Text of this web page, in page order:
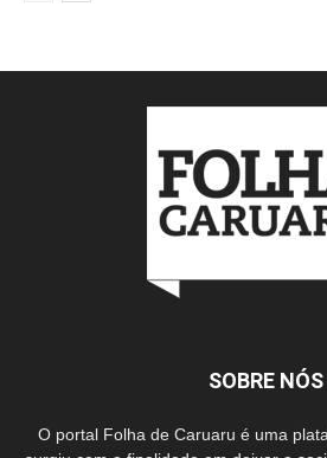
SOBRE NÓS
O portal Folha de Caruaru é uma